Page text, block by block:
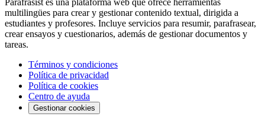
Parafrasist es una plataforma web que ofrece herramientas
multilingües para crear y gestionar contenido textual, dirigida a
estudiantes y profesores. Incluye servicios para resumir, parafrasear,
crear ensayos y cuestionarios, además de gestionar documentos y
tareas.
Términos y condiciones
Política de privacidad
Política de cookies
Centro de ayuda
Gestionar cookies